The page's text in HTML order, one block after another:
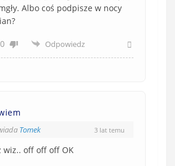
Albo coś podpisze w nocy
0 Odpowiedz
Tomek 3 lat temu
wiz.. off off off OK